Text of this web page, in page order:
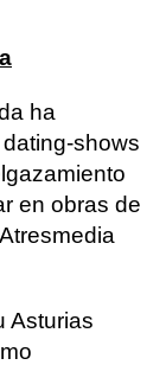
ha
shows
en obras de
Asturias